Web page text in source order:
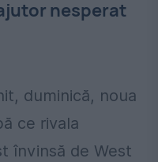
nesperat
duminică, noua
ce rivala
învinsă de West